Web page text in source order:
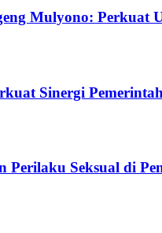
Mulyono: Perkuat
Sinergi
Perilaku Seksual di